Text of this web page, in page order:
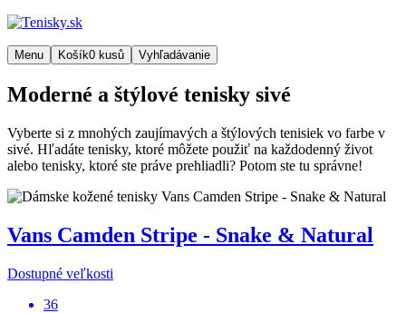
Menu Košík0 kusů Vyhľadávanie
Moderné a štýlové tenisky sivé
Vyberte si z mnohých zaujímavých a štýlových tenisiek vo farbe v
sivé. Hľadáte tenisky, ktoré môžete použiť na každodenný život
alebo tenisky, ktoré ste práve prehliadli? Potom ste tu správne!
Vans Camden Stripe - Snake & Natural
Dostupné veľkosti
36